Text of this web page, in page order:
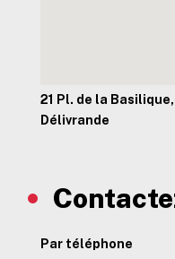
21 Pl. de la
Délivrande
Par téléphone